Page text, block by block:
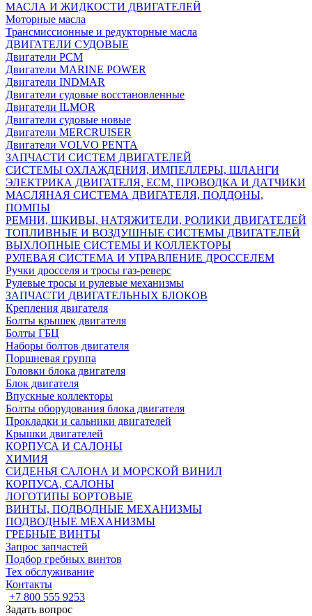
МАСЛА И ЖИДКОСТИ ДВИГАТЕЛЕЙ
Моторные масла
Трансмиссионные и редукторные масла
ДВИГАТЕЛИ СУДОВЫЕ
Двигатели PCM
Двигатели MARINE POWER
Двигатели INDMAR
Двигатели судовые восстановленные
Двигатели ILMOR
Двигатели судовые новые
Двигатели MERCRUISER
Двигатели VOLVO PENTA
ЗАПЧАСТИ СИСТЕМ ДВИГАТЕЛЕЙ
СИСТЕМЫ ОХЛАЖДЕНИЯ, ИМПЕЛЛЕРЫ, ШЛАНГИ
ЭЛЕКТРИКА ДВИГАТЕЛЯ, ECM, ПРОВОДКА И ДАТЧИКИ
МАСЛЯНАЯ СИСТЕМА ДВИГАТЕЛЯ, ПОДДОНЫ,
ПОМПЫ
РЕМНИ, ШКИВЫ, НАТЯЖИТЕЛИ, РОЛИКИ ДВИГАТЕЛЕЙ
ТОПЛИВНЫЕ И ВОЗДУШНЫЕ СИСТЕМЫ ДВИГАТЕЛЕЙ
ВЫХЛОПНЫЕ СИСТЕМЫ И КОЛЛЕКТОРЫ
РУЛЕВАЯ СИСТЕМА И УПРАВЛЕНИЕ ДРОССЕЛЕМ
Ручки дросселя и тросы газ-реверс
Рулевые тросы и рулевые механизмы
ЗАПЧАСТИ ДВИГАТЕЛЬНЫХ БЛОКОВ
Крепления двигателя
Болты крышек двигателя
Болты ГБЦ
Наборы болтов двигателя
Поршневая группа
Головки блока двигателя
Блок двигателя
Впускные коллекторы
Болты оборудования блока двигателя
Прокладки и сальники двигателей
Крышки двигателей
КОРПУСА И САЛОНЫ
ХИМИЯ
СИДЕНЬЯ САЛОНА И МОРСКОЙ ВИНИЛ
КОРПУСА, САЛОНЫ
ЛОГОТИПЫ БОРТОВЫЕ
ВИНТЫ, ПОДВОДНЫЕ МЕХАНИЗМЫ
ПОДВОДНЫЕ МЕХАНИЗМЫ
ГРЕБНЫЕ ВИНТЫ
Запрос запчастей
Подбор гребных винтов
Тех обслуживание
Контакты
+7 800 555 9253
Задать вопрос